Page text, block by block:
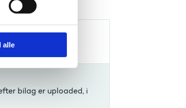
alle
bilag er uploaded, i